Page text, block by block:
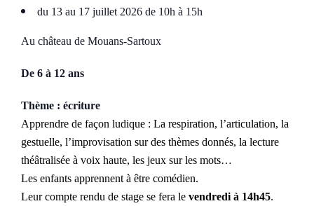
du 13 au 17 juillet 2026 de 10h à 15h
Au château de Mouans-Sartoux
De 6 à 12 ans
Thème : écriture
Apprendre de façon ludique : La respiration, l’articulation, la
gestuelle, l’improvisation sur des thèmes donnés, la lecture
théâtralisée à voix haute, les jeux sur les mots…
Les enfants apprennent à être comédien.
Leur compte rendu de stage se fera le vendredi à 14h45.